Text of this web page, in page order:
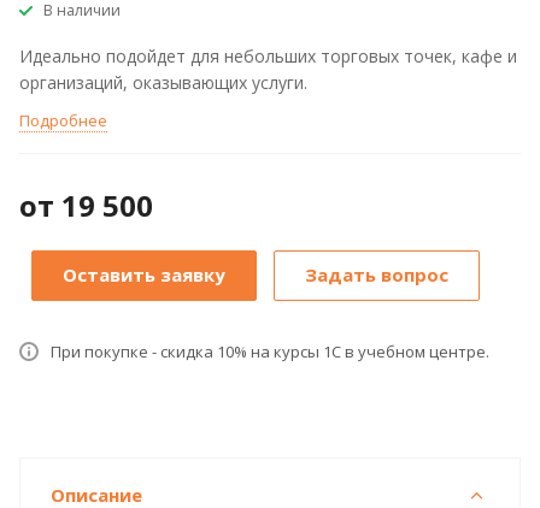
В наличии
Идеально подойдет для небольших торговых точек, кафе и
организаций, оказывающих услуги.
Подробнее
от 19 500
Оставить заявку Задать вопрос
При покупке - скидка 10% на курсы 1С в учебном центре.
Описание